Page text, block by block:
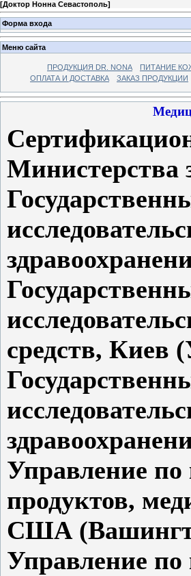
[Доктор Нонна Севастополь]
Форма входа
Меню сайта
ПРОДУКЦИЯ DR. NONA ПИТАНИЕ
ОПЛАТА И ДОСТАВКА
ЗАКАЗ ПРОДУКЦИИ
Министерства
средств,
Управление
продуктов,
США
Управление